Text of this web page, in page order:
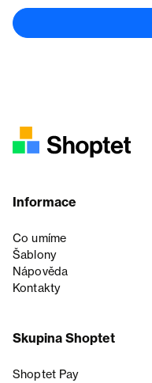
Informace
Co umíme
Šablony
Nápověda
Kontakty
Skupina Shoptet
Shoptet Pay